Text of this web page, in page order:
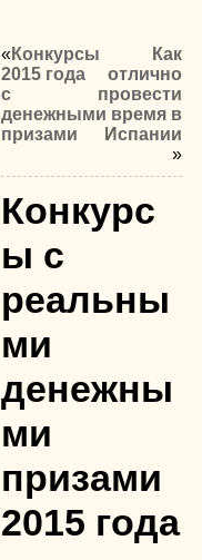
«Конкурсы
2015 года
с
денежными
призами
Как
отлично
провести
время в
Испании
»
Конкурс
ы с
реальны
ми
денежны
ми
призами
2015 года